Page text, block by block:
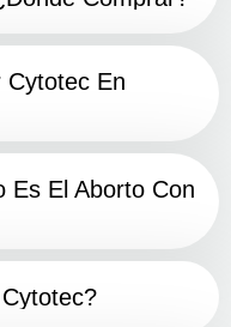
Cytotec En
Es El Aborto Con